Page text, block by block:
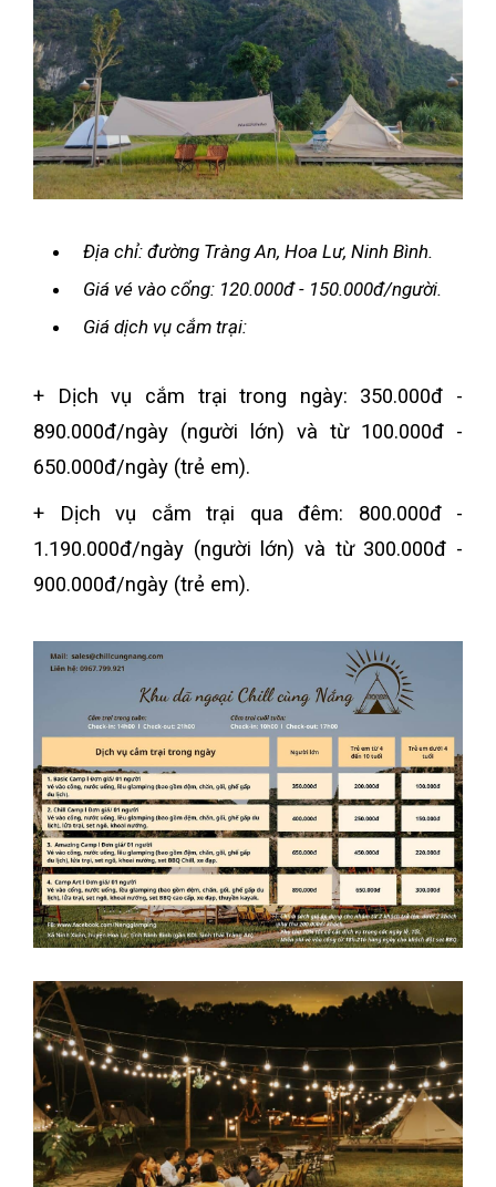
Địa chỉ: đường Tràng An, Hoa Lư, Ninh Bình.
Giá vé vào cổng: 120.000đ - 150.000đ/người.
Giá dịch vụ cắm trại:
+ Dịch vụ cắm trại trong ngày: 350.000đ -
890.000đ/ngày (người lớn) và từ 100.000đ -
650.000đ/ngày (trẻ em).
+ Dịch vụ cắm trại qua đêm: 800.000đ -
1.190.000đ/ngày (người lớn) và từ 300.000đ -
900.000đ/ngày (trẻ em).